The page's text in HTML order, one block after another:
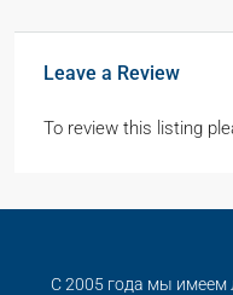
Leave a Review
To review this listing
С 2005 года мы имеем